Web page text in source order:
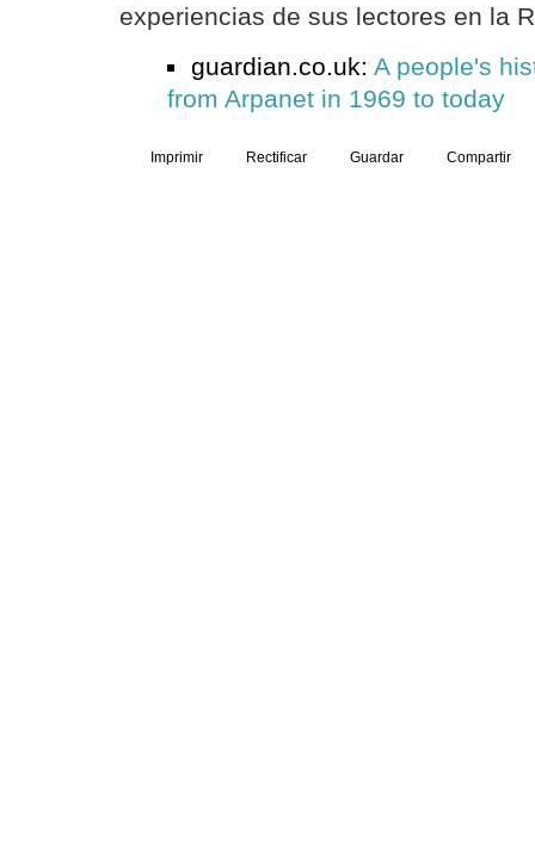
experiencias de sus lectores en la
guardian.co.uk: A people's
from Arpanet in 1969 to today
Imprimir Rectificar Guardar Compartir